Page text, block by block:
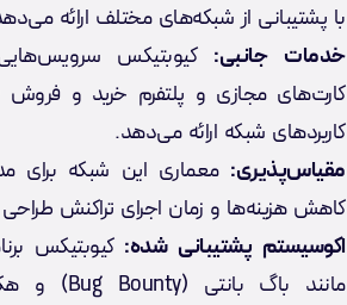
با پشتیبانی از شبکه‌های مختلف ارائه
خدمات جانبی:
کاربردهای شبکه ارائه می‌دهد.
مقیاس‌پذیری:معماری این شبکه برای
کاهش هزینه‌ها و زمان اجرای تراکنش
اکوسیستم پشتیبانی شده:کیوبتیکس